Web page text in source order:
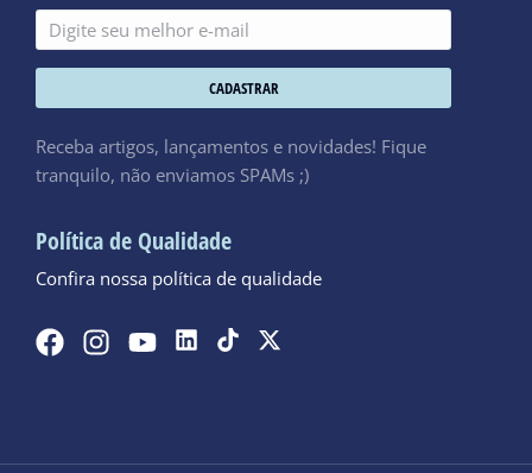
CADASTRAR
Receba artigos, lançamentos e novidades! Fique
tranquilo, não enviamos SPAMs ;)
Política de Qualidade
Confira nossa política de qualidade